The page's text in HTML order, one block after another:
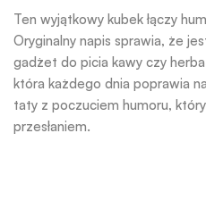
Ten wyjątkowy kubek łączy
Oryginalny napis sprawia, że
gadżet do picia kawy czy
która każdego dnia poprawia
taty z poczuciem humoru,
przesłaniem.